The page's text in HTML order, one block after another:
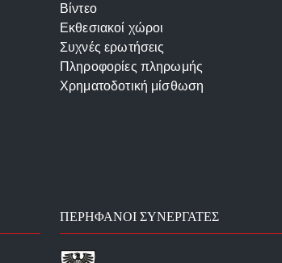
Βίντεο
Εκθεσιακοί χώροι
Συχνές ερωτήσεις
Πληροφορίες πληρωμής
Χρηματοδοτική μίσθωση
ΠΕΡΉΦΑΝΟΙ ΣΥΝΕΡΓΆΤΕΣ